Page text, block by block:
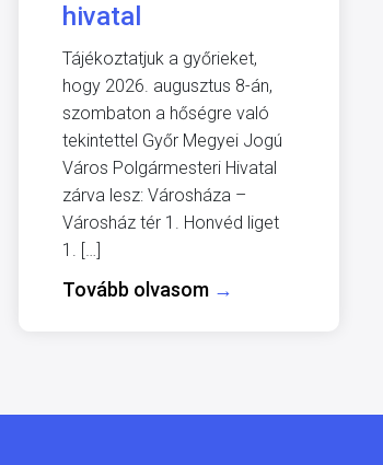
hivatal
Tájékoztatjuk a győrieket,
hogy 2026. augusztus 8-án,
szombaton a hőségre való
tekintettel Győr Megyei Jogú
Város Polgármesteri Hivatal
zárva lesz: Városháza –
Városház tér 1. Honvéd liget
1. […]
Tovább olvasom →